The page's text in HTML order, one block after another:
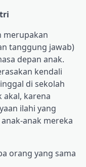
merupakan
tanggung jawab)
depan anak.
kendali
di sekolah
akal, karena
ilahi yang
anak mereka
orang yang sama